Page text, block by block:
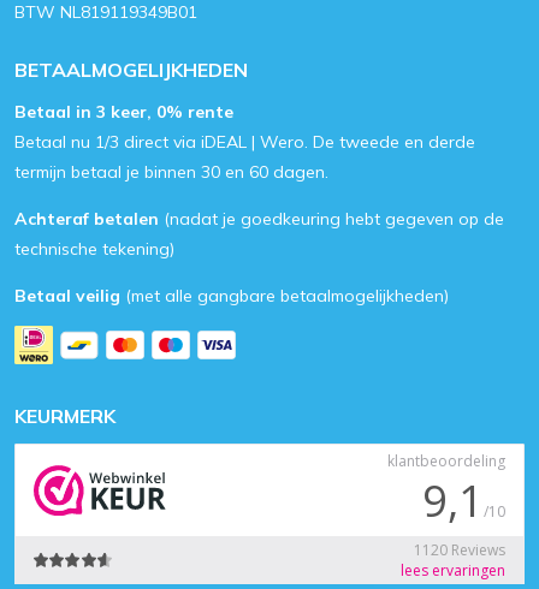
BTW NL819119349B01
BETAALMOGELIJKHEDEN
Betaal in 3 keer, 0% rente
Betaal nu 1/3 direct via iDEAL | Wero. De tweede en derde
termijn betaal je binnen 30 en 60 dagen.
Achteraf betalen (nadat je goedkeuring hebt gegeven op de
technische tekening)
Betaal veilig (met alle gangbare betaalmogelijkheden)
KEURMERK